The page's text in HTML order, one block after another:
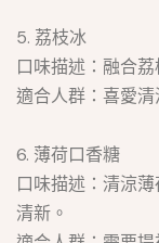
5. 荔枝冰
口味描述：融合
適合人群：喜愛
6. 薄荷口香糖
口味描述：清涼
清新。